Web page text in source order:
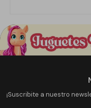
¡Suscribite a nuestro